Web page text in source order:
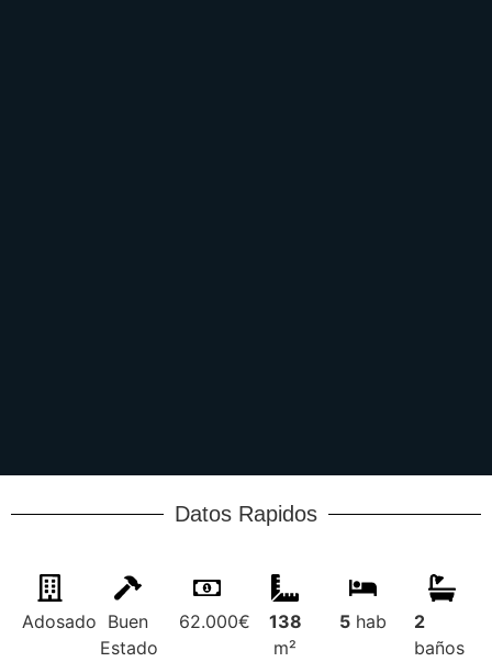
Datos Rapidos
Adosado Buen
Estado
62.000€
138
m²
5 hab
2
baños